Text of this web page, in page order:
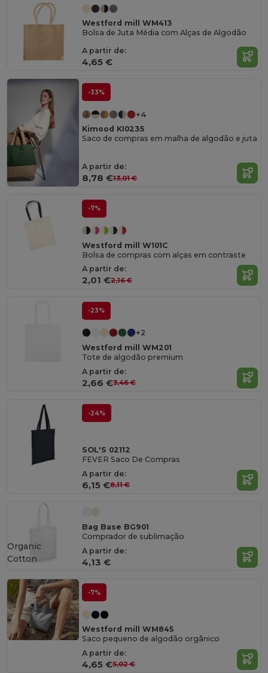
Westford mill WM413
Bolsa de Juta Média com Alças de Algodão
A partir de:
4,65 €
-33%
+4
Kimood KI0235
Saco de compras em malha de algodão e juta
A partir de:
8,78 €13,01 €
-7%
Westford mill W101C
Bolsa de compras com alças em contraste
A partir de:
2,01 €2,16 €
-23%
+2
Westford mill WM201
Tote de algodão premium
A partir de:
2,66 €3,46 €
-24%
SOL'S 02112
FEVER Saco De Compras
A partir de:
6,15 €8,11 €
Bag Base BG901
Comprador de sublimação
A partir de:
4,13 €
Organic
Cotton
-7%
Westford mill WM845
Saco pequeno de algodão orgânico
A partir de:
4,65 €5,02 €